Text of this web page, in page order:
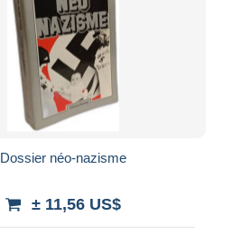
Dossier néo-nazisme
± 11,56 US$